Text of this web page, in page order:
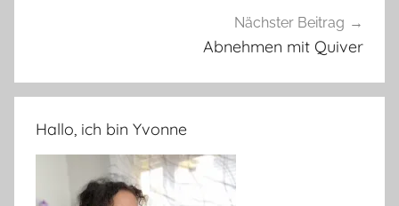
Nächster Beitrag
Abnehmen mit Quiver
Hallo, ich bin Yvonne